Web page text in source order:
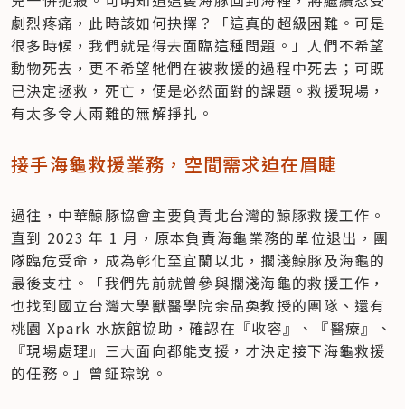
劇烈疼痛，此時該如何抉擇？「這真的超級困難。可是
很多時候，我們就是得去面臨這種問題。」人們不希望
動物死去，更不希望牠們在被救援的過程中死去；可既
已決定拯救，死亡，便是必然面對的課題。救援現場，
有太多令人兩難的無解掙扎。
接手海龜救援業務，空間需求迫在眉睫
過往，中華鯨豚協會主要負責北台灣的鯨豚救援工作。
直到 2023 年 1 月，原本負責海龜業務的單位退出，團
隊臨危受命，成為彰化至宜蘭以北，擱淺鯨豚及海龜的
最後支柱。「我們先前就曾參與擱淺海龜的救援工作，
也找到國立台灣大學獸醫學院余品奐教授的團隊、還有
桃園 Xpark 水族館協助，確認在『收容』、『醫療』、
『現場處理』三大面向都能支援，才決定接下海龜救援
的任務。」曾鉦琮說。